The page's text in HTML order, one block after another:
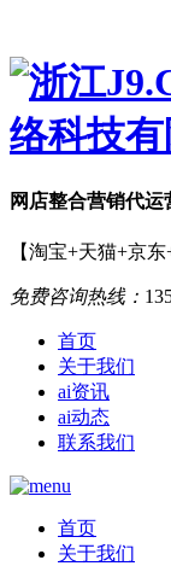
网店整合营销代运
【淘宝+天猫+京
免费咨询热线：
首页
关于我们
ai资讯
ai动态
联系我们
首页
关于我们